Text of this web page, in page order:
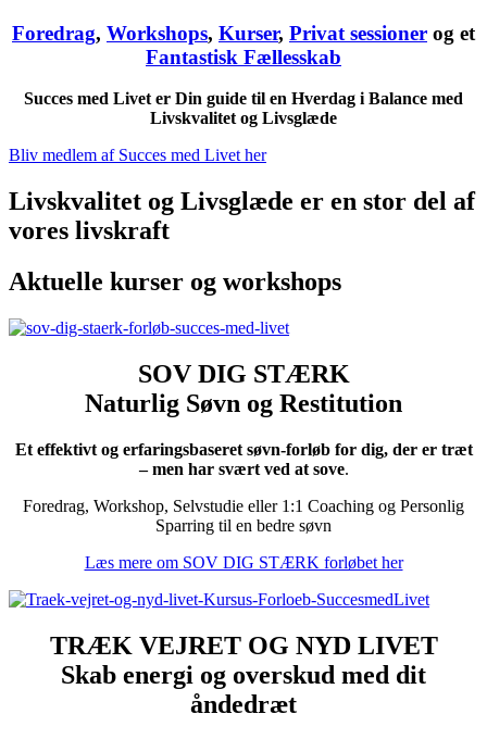
Foredrag, Workshops, Kurser, Privat sessioner og et
Fantastisk Fællesskab
Succes med Livet er Din guide til en Hverdag i Balance med
Livskvalitet og Livsglæde
Bliv medlem af Succes med Livet her
Livskvalitet og Livsglæde er en stor del af
vores livskraft
Aktuelle kurser og workshops
SOV DIG STÆRK
Naturlig Søvn og Restitution
Et effektivt og erfaringsbaseret søvn-forløb for dig, der er træt
– men har svært ved at sove.
Foredrag, Workshop, Selvstudie eller 1:1 Coaching og Personlig
Sparring til en bedre søvn
Læs mere om SOV DIG STÆRK forløbet her
TRÆK VEJRET OG NYD LIVET
Skab energi og overskud med dit
åndedræt